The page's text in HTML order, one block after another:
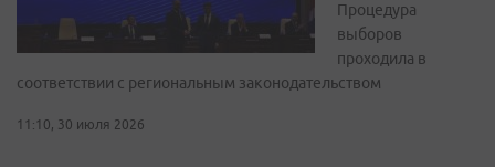
Процедура
выборов
проходила в
соответствии с региональным законодательством
11:10, 30 июля 2026